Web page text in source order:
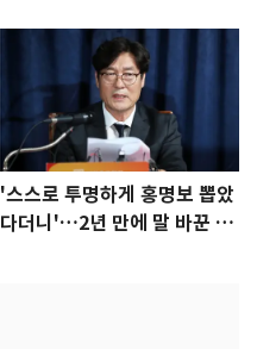
'스스로 투명하게 홍명보 뽑았
다더니'…2년 만에 말 바꾼 이